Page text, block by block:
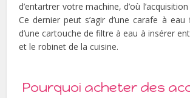
d’entartrer votre machine, d’où
Ce dernier peut s’agir d’une carafe à
d’une cartouche de filtre à eau à insérer
et le robinet de la cuisine.
Pourquoi acheter des